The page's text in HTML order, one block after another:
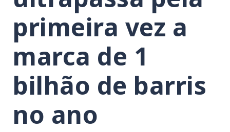
primeira vez a
marca de 1
bilhão de barris
no ano